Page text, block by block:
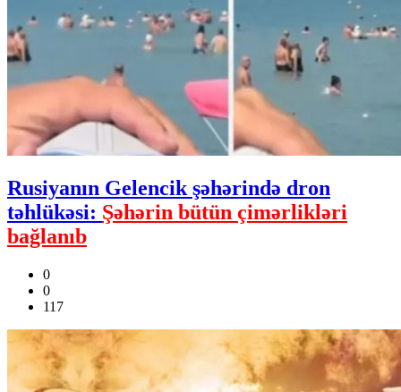
Rusiyanın Gelencik şəhərində dron
təhlükəsi: Şəhərin bütün çimərlikləri
bağlanıb
0
0
117